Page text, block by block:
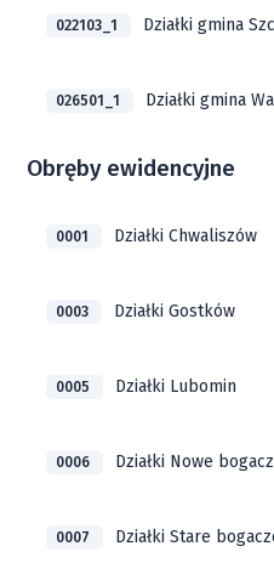
022103_1 Działki gmina
026501_1 Działki gmina
Obręby ewidencyjne
0001 Działki Chwaliszów
0003 Działki Gostków
0005 Działki Lubomin
0006 Działki Nowe
0007 Działki Stare